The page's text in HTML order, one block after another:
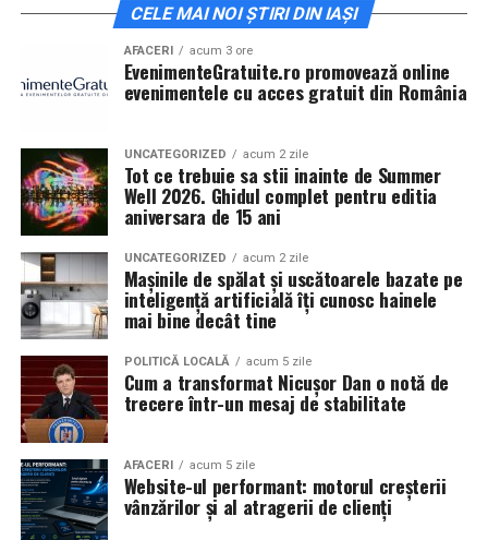
CELE MAI NOI ȘTIRI DIN IAȘI
AFACERI acum 3 ore
EvenimenteGratuite.ro promovează online
evenimentele cu acces gratuit din România
UNCATEGORIZED acum 2 zile
Tot ce trebuie sa stii inainte de Summer
Well 2026. Ghidul complet pentru editia
aniversara de 15 ani
UNCATEGORIZED acum 2 zile
Mașinile de spălat și uscătoarele bazate pe
inteligență artificială îți cunosc hainele
mai bine decât tine
POLITICĂ LOCALĂ acum 5 zile
Cum a transformat Nicușor Dan o notă de
trecere într-un mesaj de stabilitate
AFACERI acum 5 zile
Website-ul performant: motorul creșterii
vânzărilor și al atragerii de clienți